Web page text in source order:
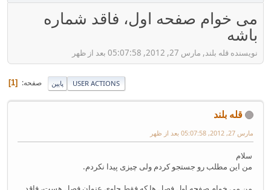
می خوام صفحه اول، فاقد شماره
باشه
نویسنده قله بلند, مارس 27, 2012, 05:07:58 بعد از ظهر
پایین صفحه 1 USER ACTIONS
قله بلند
مارس 27, 2012, 05:07:58 بعد از ظهر
سلام
من این مطلب رو جستجو کردم ولی چیزی پیدا نکردم.